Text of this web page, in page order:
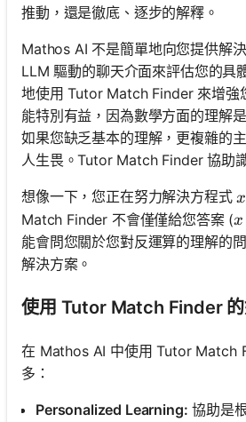
推動，還是徹底、逐步的解釋。
Mathos AI 不是簡單地向您提供解
LLM 驅動的聊天介面來評估您的具
地使用 Tutor Match Finder 來增強
能特別有益，因為數學方面的理解
如果您缺乏基本的理解，更複雜的
人生畏。Tutor Match Finder 協助
想像一下，您正在努力解決方程式 x
Match Finder 不會僅僅給您答案 (x
能會問您關於您對反運算的理解的
解決方案。
使用 Tutor Match Finder
在 Mathos AI 中使用 Tutor Match
多：
Personalized Learning: 協助是